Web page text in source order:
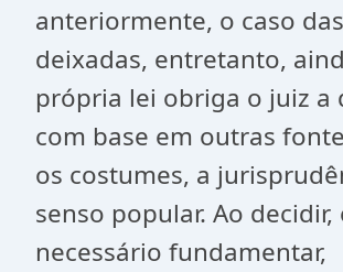
anteriormente, o caso
deixadas, entretanto,
própria lei obriga o juiz a
com base em outras
os costumes, a
senso popular. Ao decidir,
necessário fundamentar,